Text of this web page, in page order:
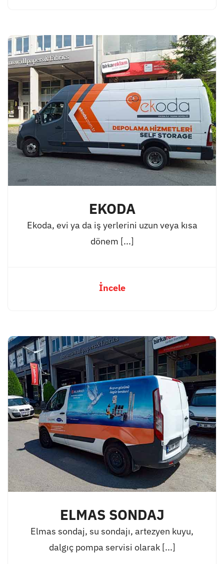
EKODA
Ekoda, evi ya da iş yerlerini uzun veya kısa
dönem [...]
İncele
ELMAS SONDAJ
Elmas sondaj, su sondajı, artezyen kuyu,
dalgıç pompa servisi olarak [...]